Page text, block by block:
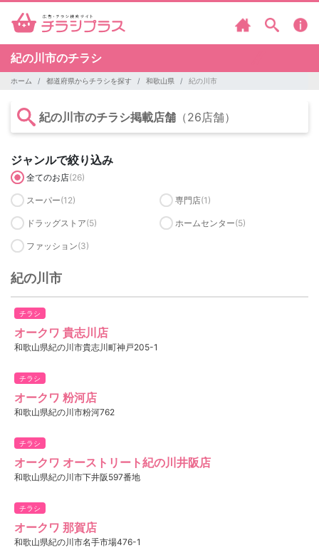
紀の川市のチラシ
ホーム 都道府県からチラシを探す 和歌山県 紀の川市
紀の川市のチラシ掲載店舗 （26店舗）
ジャンルで絞り込み
全てのお店(26)
スーパー(12) 専門店(1)
ドラッグストア(5) ホームセンター(5)
ファッション(3)
紀の川市
チラシ
オークワ 貴志川店
和歌山県紀の川市貴志川町神戸205-1
チラシ
オークワ 粉河店
和歌山県紀の川市粉河762
チラシ
オークワ オーストリート紀の川井阪店
和歌山県紀の川市下井阪597番地
チラシ
オークワ 那賀店
和歌山県紀の川市名手市場476-1